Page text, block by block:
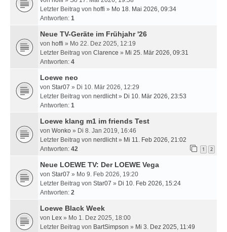
Letzter Beitrag von hoffi » Mo 18. Mai 2026, 09:34
Antworten: 1
Neue TV-Geräte im Frühjahr '26
von hoffi » Mo 22. Dez 2025, 12:19
Letzter Beitrag von Clarence » Mi 25. Mär 2026, 09:31
Antworten: 4
Loewe neo
von Star07 » Di 10. Mär 2026, 12:29
Letzter Beitrag von nerdlicht» Di 10. Mär 2026, 23:53
Antworten: 1
Loewe klang m1 im friends Test
von Wonko » Di 8. Jan 2019, 16:46
Letzter Beitrag von nerdlicht» Mi 11. Feb 2026, 21:02
Antworten: 42 1 2
Neue LOEWE TV: Der LOEWE Vega
von Star07 » Mo 9. Feb 2026, 19:20
Letzter Beitrag von Star07 » Di 10. Feb 2026, 15:24
Antworten: 2
Loewe Black Week
von Lex » Mo 1. Dez 2025, 18:00
Letzter Beitrag von BartSimpson » Mi 3. Dez 2025, 11:49